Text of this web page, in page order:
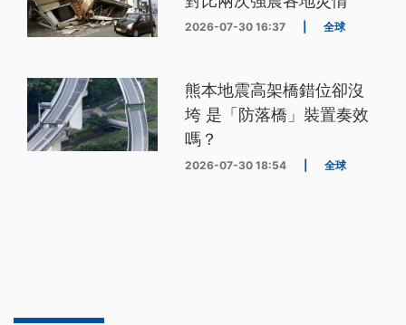
2026-07-30 16:37 全球
熊本地震高架橋錯位卻沒
垮 是「防落橋」裝置奏效
嗎？
2026-07-30 18:54 全球